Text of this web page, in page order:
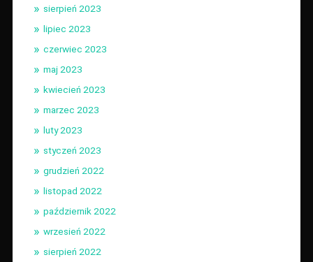
sierpień 2023
lipiec 2023
czerwiec 2023
maj 2023
kwiecień 2023
marzec 2023
luty 2023
styczeń 2023
grudzień 2022
listopad 2022
październik 2022
wrzesień 2022
sierpień 2022